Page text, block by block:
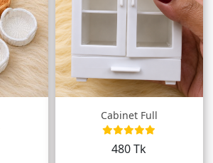
Cabinet Full
480 Tk